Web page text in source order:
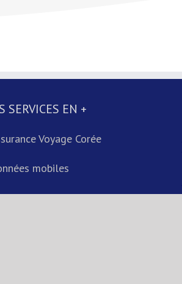
SERVICES EN +
Voyage Corée
mobiles
un devis